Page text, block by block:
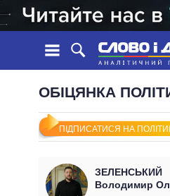
СТРІЧКА
ПОДІЇ
СТАТТІ
ДУМКИ
УСІ ПОЛІТИКИ
ОБІЦЯНКА
ПІДПИСАТИСЯ НА
ЗЕЛЕНСЬКИЙ
Володимир